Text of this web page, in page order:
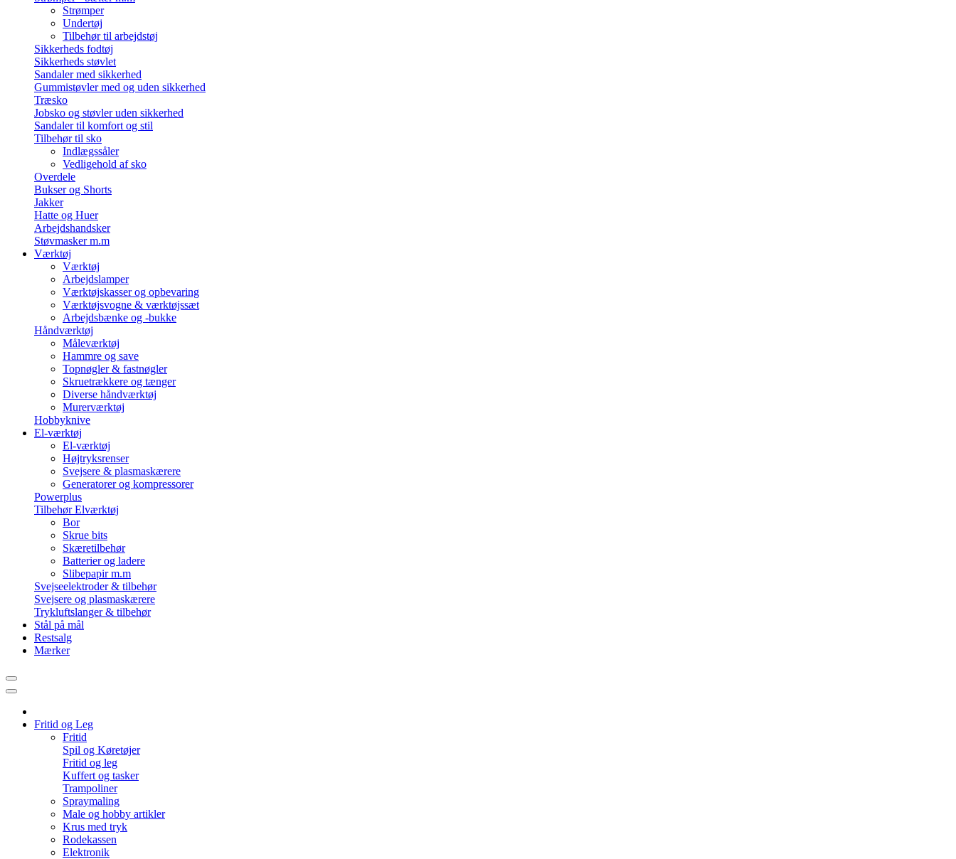
Strømper
Undertøj
Tilbehør til arbejdstøj
Sikkerheds fodtøj
Sikkerheds støvlet
Sandaler med sikkerhed
Gummistøvler med og uden sikkerhed
Træsko
Jobsko og støvler uden sikkerhed
Sandaler til komfort og stil
Tilbehør til sko
Indlægssåler
Vedligehold af sko
Overdele
Bukser og Shorts
Jakker
Hatte og Huer
Arbejdshandsker
Støvmasker m.m
Værktøj
Værktøj
Arbejdslamper
Værktøjskasser og opbevaring
Værktøjsvogne & værktøjssæt
Arbejdsbænke og -bukke
Håndværktøj
Måleværktøj
Hammre og save
Topnøgler & fastnøgler
Skruetrækkere og tænger
Diverse håndværktøj
Murerværktøj
Hobbyknive
El-værktøj
El-værktøj
Højtryksrenser
Svejsere & plasmaskærere
Generatorer og kompressorer
Powerplus
Tilbehør Elværktøj
Bor
Skrue bits
Skæretilbehør
Batterier og ladere
Slibepapir m.m
Svejseelektroder & tilbehør
Svejsere og plasmaskærere
Trykluftslanger & tilbehør
Stål på mål
Restsalg
Mærker
Fritid og Leg
Fritid
Spil og Køretøjer
Fritid og leg
Kuffert og tasker
Trampoliner
Spraymaling
Male og hobby artikler
Krus med tryk
Rodekassen
Elektronik